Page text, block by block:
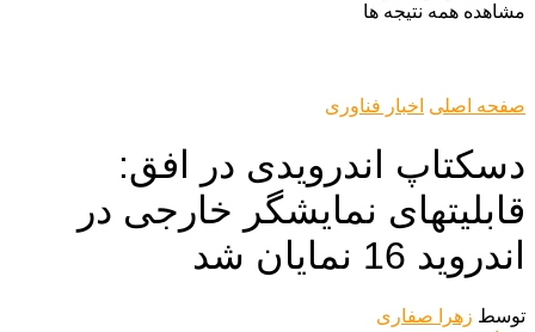
مشاهده همه نتیجه ها
صفحه اصلی اخبار فناوری
دسکتاپ اندرویدی در افق:
قابلیتهای نمایشگر خارجی در
اندروید 16 نمایان شد
توسط زهرا صفاری